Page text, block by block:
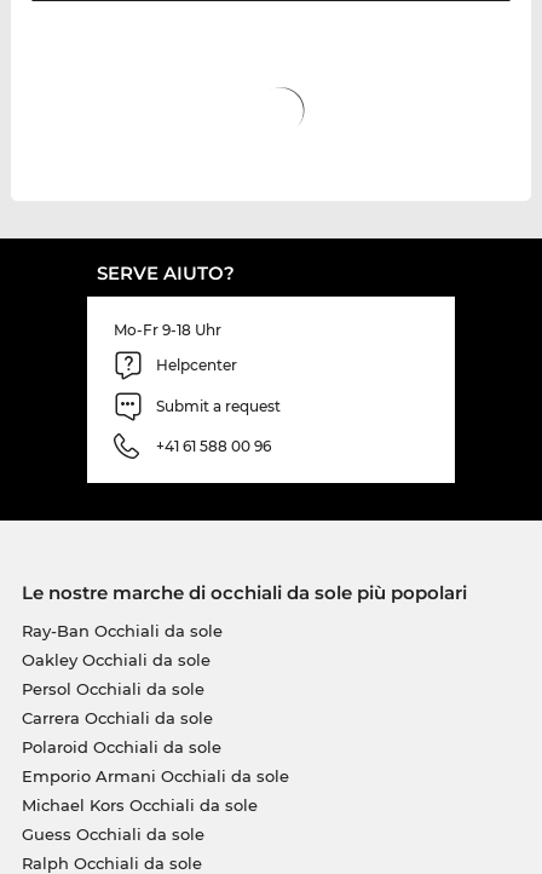
SERVE AIUTO?
Mo-Fr 9-18 Uhr
Helpcenter
Submit a request
+41 61 588 00 96
Le nostre marche di occhiali da sole più popolari
Ray-Ban Occhiali da sole
Oakley Occhiali da sole
Persol Occhiali da sole
Carrera Occhiali da sole
Polaroid Occhiali da sole
Emporio Armani Occhiali da sole
Michael Kors Occhiali da sole
Guess Occhiali da sole
Ralph Occhiali da sole